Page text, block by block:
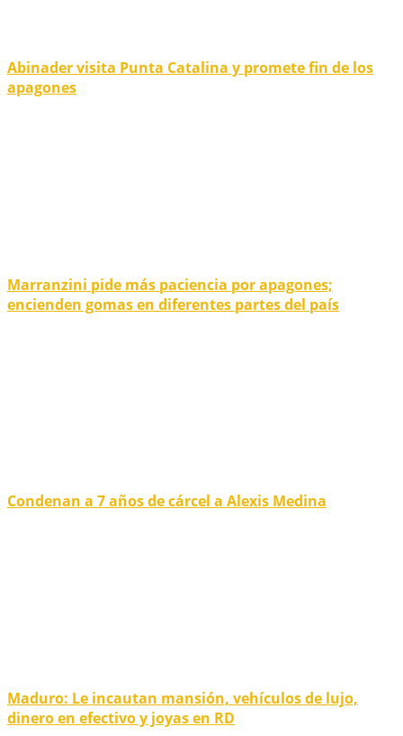
Abinader visita Punta Catalina y promete fin de los
apagones
Marranzini pide más paciencia por apagones;
encienden gomas en diferentes partes del país
Condenan a 7 años de cárcel a Alexis Medina
Maduro: Le incautan mansión, vehículos de lujo,
dinero en efectivo y joyas en RD